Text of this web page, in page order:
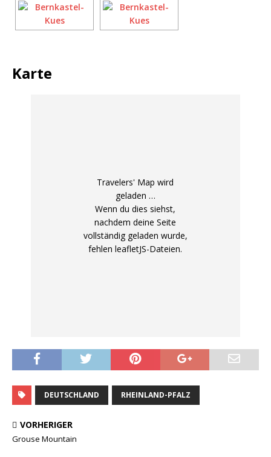
Karte
Travelers' Map wird
geladen …
Wenn du dies siehst,
nachdem deine Seite
vollständig geladen wurde,
fehlen leafletJS-Dateien.
DEUTSCHLAND RHEINLAND-PFALZ
VORHERIGER
Grouse Mountain